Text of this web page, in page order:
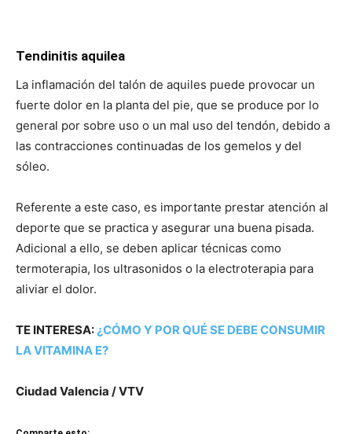
Tendinitis aquilea
La inflamación del talón de aquiles puede provocar un
fuerte dolor en la planta del pie, que se produce por lo
general por sobre uso o un mal uso del tendón, debido a
las contracciones continuadas de los gemelos y del
sóleo.
Referente a este caso, es importante prestar atención al
deporte que se practica y asegurar una buena pisada.
Adicional a ello, se deben aplicar técnicas como
termoterapia, los ultrasonidos o la electroterapia para
aliviar el dolor.
TE INTERESA:¿CÓMO Y POR QUÉ SE DEBE CONSUMIR
LA VITAMINA E?
Ciudad Valencia / VTV